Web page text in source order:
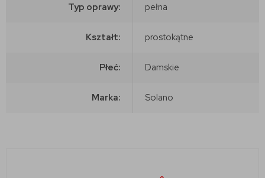
Typ oprawy: pełna
Kształt: prostokątne
Płeć: Damskie
Marka: Solano